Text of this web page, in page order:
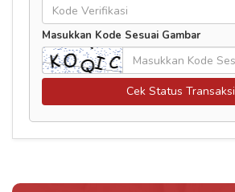
Masukkan Kode Sesuai Gambar
Cek Status Transaksi